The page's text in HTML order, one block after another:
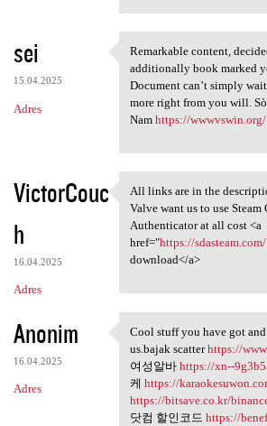
sei
15.04.2025
Adres
Remarkable content,
Remarkable content,
additionally book marked
Document can’t simply
more right from you will.
Nam https://wwwvswin.org/
VictorCouc
h
16.04.2025
Adres
All links are in the
All links are in the
Valve want us to use
Authenticator at all cost <a
href="https://
download</a>
Anonim
16.04.2025
Adres
Cool stuff you have
Cool stuff you have got
us.bajak scatterhttps://
여성알바 https://xn--
케 https://
https://bitsave.co.kr/
닷컴 할인코드 https://